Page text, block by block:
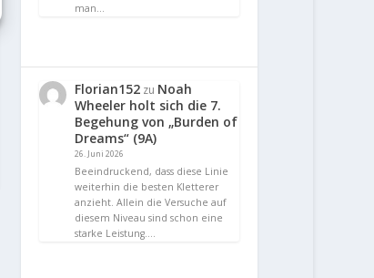
man…
Florian152 zu Noah
Wheeler holt sich die 7.
Begehung von „Burden of
Dreams“ (9A)
26. Juni 2026
Beeindruckend, dass diese Linie
weiterhin die besten Kletterer
anzieht. Allein die Versuche auf
diesem Niveau sind schon eine
starke Leistung.…